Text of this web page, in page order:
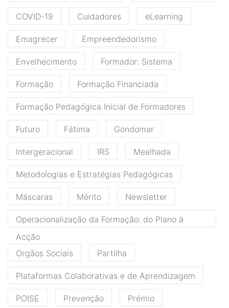
COVID-19 Cuidadores eLearning
Emagrecer Empreendedorismo
Envelhecimento Formador: Sistema
Formação Formação Financiada
Formação Pedagógica Inicial de Formadores
Futuro Fátima Gondomar
Intergeracional IRS Mealhada
Metodologias e Estratégias Pedagógicas
Máscaras Mérito Newsletter
Operacionalização da Formação: do Plano à
Acção
Orgãos Sociais
Partilha
Plataformas Colaborativas e de Aprendizagem
POISE Prevenção Prémio